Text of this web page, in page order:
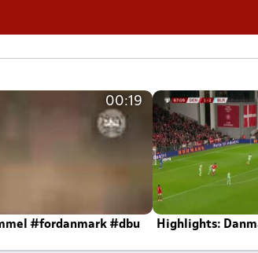
00:19
#fordanmark #dbu
Highlights: